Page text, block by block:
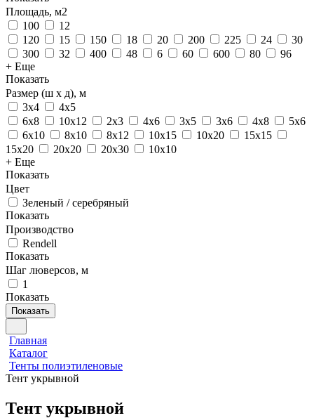
Площадь, м2
100
12
120
15 150 18 20 200 225 24
30
300
32 400 48 6 60 600 80
96
+ Еще
Показать
Размер (ш х д), м
3х4
4х5
6х8
10х12 2х3 4х6 3х5 3х6 4х8
5х6
6х10
8х10 8х12 10х15 10х20
15х15
15х20
20х20 20х30
10х10
+ Еще
Показать
Цвет
Зеленый / серебряный
Показать
Производство
Rendell
Показать
Шаг люверсов, м
1
Показать
Показать
Главная
Каталог
Тенты полиэтиленовые
Тент укрывной
Тент укрывной